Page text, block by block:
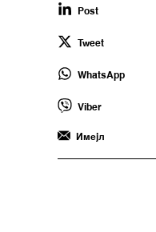
Post
Tweet
WhatsApp
Viber
Имејл